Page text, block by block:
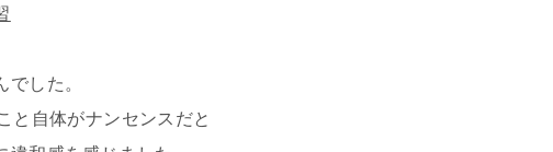
した。
と自体がナンセンスだと